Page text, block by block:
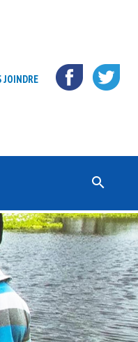
JOINDRE
Rechercher :